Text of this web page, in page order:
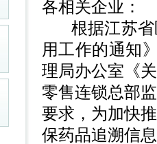
各相关企业：
根据江苏
用工作的通知
理局办公室《
零售连锁总部
要求，为加快
保药品追溯信